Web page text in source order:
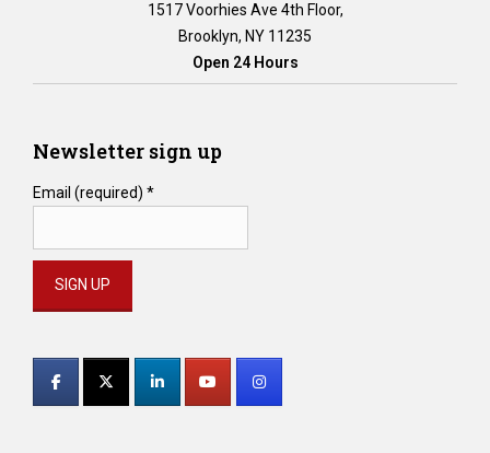
1517 Voorhies Ave 4th Floor,
Brooklyn, NY 11235
Open 24 Hours
Newsletter sign up
Email (required) *
Contact
Use.